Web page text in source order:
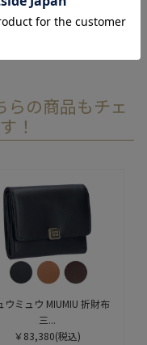
らの商品もチェ
！
ウミュウ MIUMIU 折財布
三...
￥83,380(税込)